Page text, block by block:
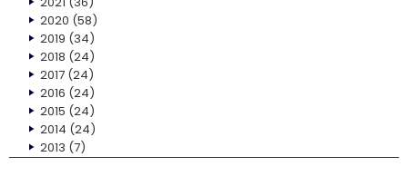
2020 (58)
2019 (34)
2018 (24)
2017(24)
2016 (24)
2015 (24)
2014 (24)
2013 (7)